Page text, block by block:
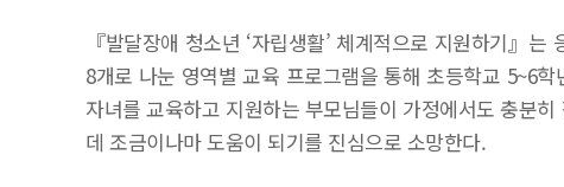
『발달장애 청소년 ‘자립생활’ 체계적으로 지원하기』
8개로 나눈 영역별 교육 프로그램을 통해 초등학교 5~6
자녀를 교육하고 지원하는 부모님들이 가정에서도 충분
데 조금이나마 도움이 되기를 진심으로 소망한다.